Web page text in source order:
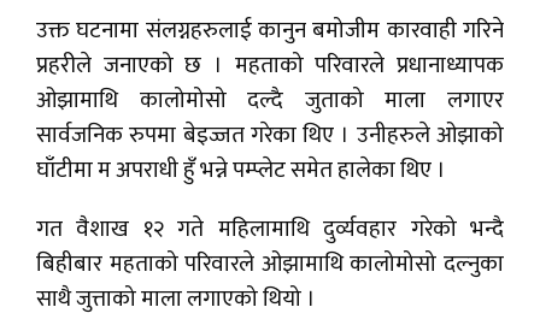
उक्त घटनामा संलग्नहरुलाई कानुन बमोजीम कारवाही गरिने
प्रहरीले जनाएको छ । महताको परिवारले प्रधानाध्यापक
ओझामाथि कालोमोसो दल्दै जुताको माला लगाएर
सार्वजनिक रुपमा बेइज्जत गरेका थिए । उनीहरुले ओझाको
घाँटीमा म अपराधी हुँ भन्ने पम्प्लेट समेत हालेका थिए ।
गत वैशाख १२ गते महिलामाथि दुर्व्यवहार गरेको भन्दै
बिहीबार महताको परिवारले ओझामाथि कालोमोसो दल्नुका
साथै जुत्ताको माला लगाएको थियो ।